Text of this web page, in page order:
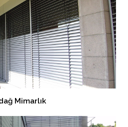
Mimarlık